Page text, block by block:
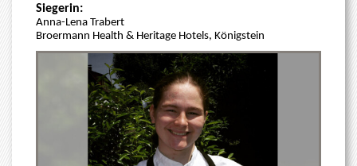
Siegerin:
Anna-Lena Trabert
Broermann Health & Heritage Hotels, Königstein